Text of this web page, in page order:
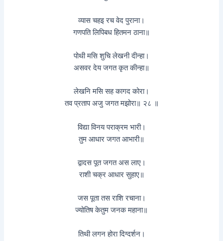
व्यास चहइ रच वेद पुराना।
गणपति लिपिबध हितमन ठाना॥
पोथी मसि शुचि लेखनी दीन्हा।
असवर देय जगत कृत कीन्हा॥
लेखनि मसि सह कागद कोरा।
तव प्रताप अजु जगत मझोरा॥ २८ ॥
विद्या विनय पराक्रम भारी।
तुम आधार जगत आभारी॥
द्वादस पूत जगत अस लाए।
राशी चक्र आधार सुहाए॥
जस पूता तस राशि रचाना।
ज्योतिष केतुम जनक महाना॥
तिथी लगन होरा दिग्दर्शन।